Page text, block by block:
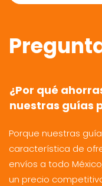
¿Por qué
nuestras guías
Porque nuestras
característica de
envíos a todo
un precio